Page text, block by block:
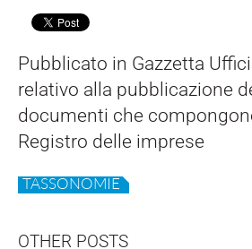
Pubblicato in Gazzetta
relativo alla pubblicazione
documenti che
Registro delle imprese
TASSONOMIE
OTHER POSTS